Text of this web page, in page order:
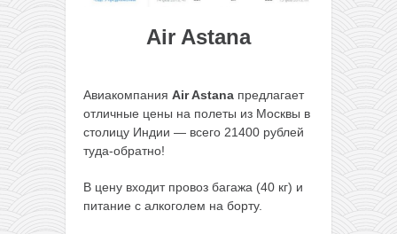
Air Astana
Авиакомпания Air Astana предлагает
отличные цены на полеты из Москвы в
столицу Индии — всего 21400 рублей
туда-обратно!
В цену входит провоз багажа (40 кг) и
питание с алкоголем на борту.